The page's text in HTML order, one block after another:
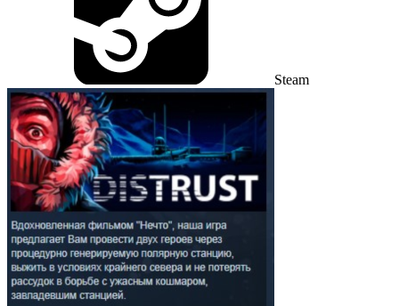
Steam